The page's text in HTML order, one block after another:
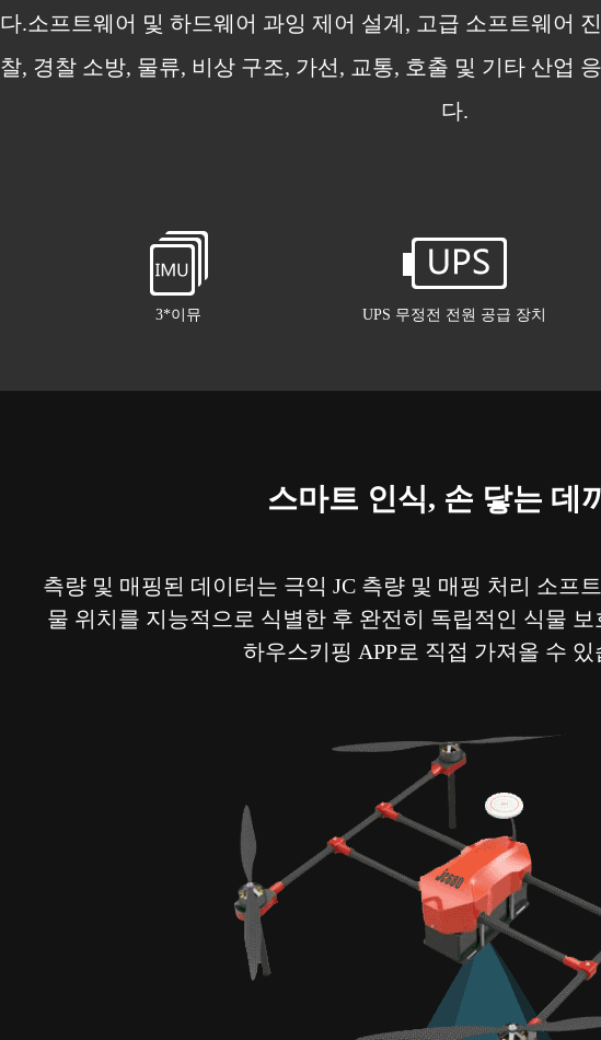
다.소프트웨어 및 하드웨어 과잉 제어 설계, 고급 소프트웨어
찰, 경찰 소방, 물류, 비상 구조, 가선, 교통, 호출 및 기타 산업
다.
3*이뮤 UPS 무정전 전원 공급 장치
스마트 인식, 손 닿는 데
측량 및 매핑된 데이터는 극익 JC 측량 및 매핑 처리 소프
물 위치를 지능적으로 식별한 후 완전히 독립적인 식물
하우스키핑 APP로 직접 가져올 수 있